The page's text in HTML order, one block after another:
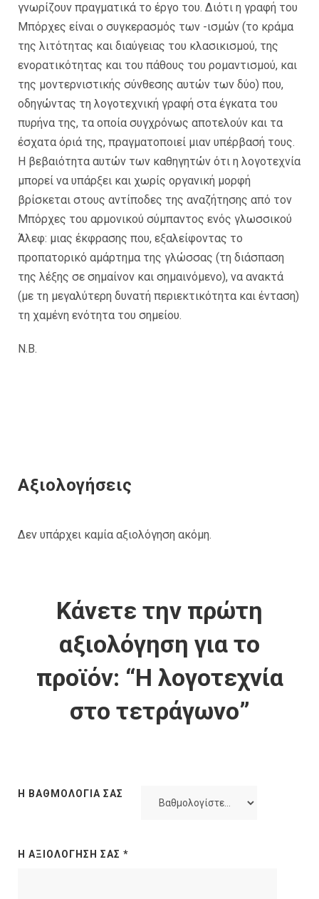
γνωρίζουν πραγματικά το έργο του. Διότι η γραφή του
Μπόρχες είναι ο συγκερασμός των -ισμών (το κράμα
της λιτότητας και διαύγειας του κλασικισμού, της
ενορατικότητας και του πάθους του ρομαντισμού, και
της μοντερνιστικής σύνθεσης αυτών των δύο) που,
οδηγώντας τη λογοτεχνική γραφή στα έγκατα του
πυρήνα της, τα οποία συγχρόνως αποτελούν και τα
έσχατα όριά της, πραγματοποιεί μιαν υπέρβασή τους.
Η βεβαιότητα αυτών των καθηγητών ότι η λογοτεχνία
μπορεί να υπάρξει και χωρίς οργανική μορφή
βρίσκεται στους αντίποδες της αναζήτησης από τον
Μπόρχες του αρμονικού σύμπαντος ενός γλωσσικού
Άλεφ: μιας έκφρασης που, εξαλείφοντας το
προπατορικό αμάρτημα της γλώσσας (τη διάσπαση
της λέξης σε σημαίνον και σημαινόμενο), να ανακτά
(με τη μεγαλύτερη δυνατή περιεκτικότητα και ένταση)
τη χαμένη ενότητα του σημείου.
Ν.Β.
Αξιολογήσεις
Δεν υπάρχει καμία αξιολόγηση ακόμη.
Κάνετε την πρώτη
αξιολόγηση για το
προϊόν: “Η λογοτεχνία
στο τετράγωνο”
Η ΒΑΘΜΟΛΟΓΊΑ ΣΑΣ
Η ΑΞΙΟΛΌΓΗΣΉ ΣΑΣ *